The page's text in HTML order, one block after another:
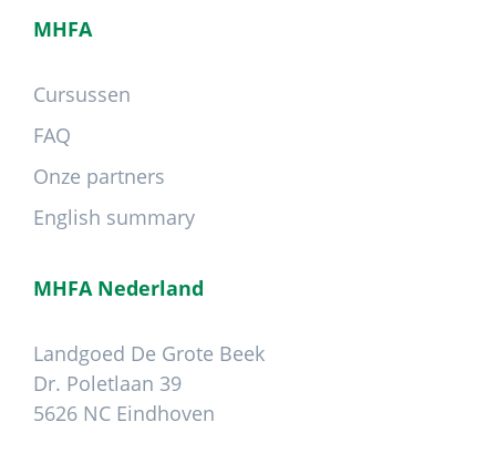
MHFA
Cursussen
FAQ
Onze partners
English summary
MHFA Nederland
Landgoed De Grote Beek
Dr. Poletlaan 39
5626 NC Eindhoven